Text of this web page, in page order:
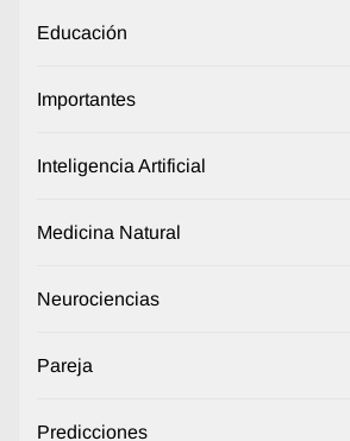
Educación
Importantes
Inteligencia Artificial
Medicina Natural
Neurociencias
Pareja
Predicciones